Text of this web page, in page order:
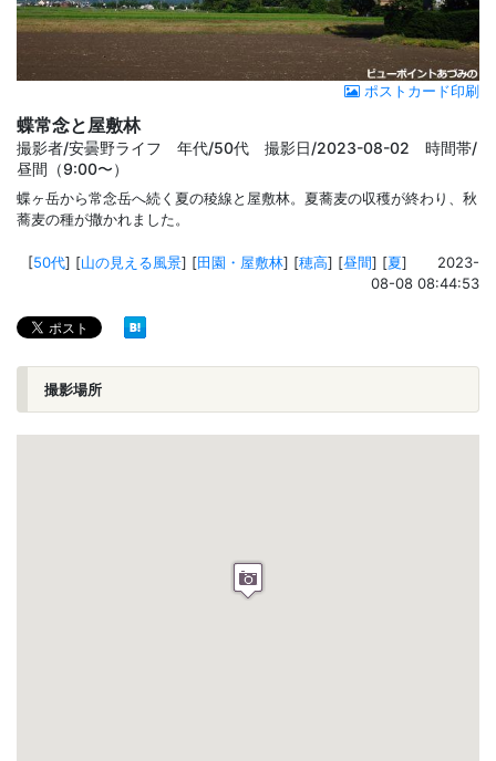
ポストカード印刷
蝶常念と屋敷林
撮影者/安曇野ライフ 年代/50代 撮影日/2023-08-02 時間帯/
昼間（9:00〜）
蝶ヶ岳から常念岳へ続く夏の稜線と屋敷林。夏蕎麦の収穫が終わり、秋
蕎麦の種が撒かれました。
[50代] [山の見える風景] [田園・屋敷林] [穂高] [昼間] [夏]
2023-
08-08 08:44:53
撮影場所